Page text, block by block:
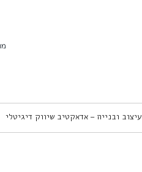
עיצוב ובנייה – אדאקטיב שיווק דיגיטלי